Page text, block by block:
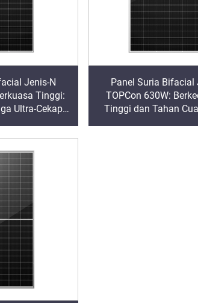
Jenis-N
Tinggi:
Ultra-Cekap
Panel Suria Bifacial
TOPCon 630W:
Tinggi dan Tahan